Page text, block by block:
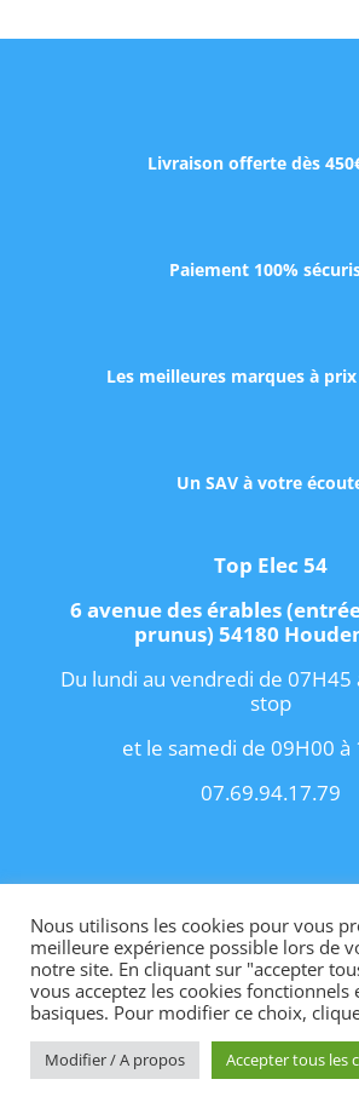
Livraison offerte dès
Paiement 100%
Les meilleures marques à
Un SAV à votre
Top Elec 54
6 avenue des érables
prunus) 54180
Du lundi au vendredi de 07H45
stop
et le samedi de 09H00 à
07.69.94.17.79
Copyright 2021 IConditions
VenteIContact
Site internet créé par
Nous utilisons les cookies pour vous
meilleure expérience possible lors de
notre site. En cliquant sur "accepter
vous acceptez les cookies fonctionnels
basiques. Pour modifier ce choix,
Modifier / A propos Accepter tous les